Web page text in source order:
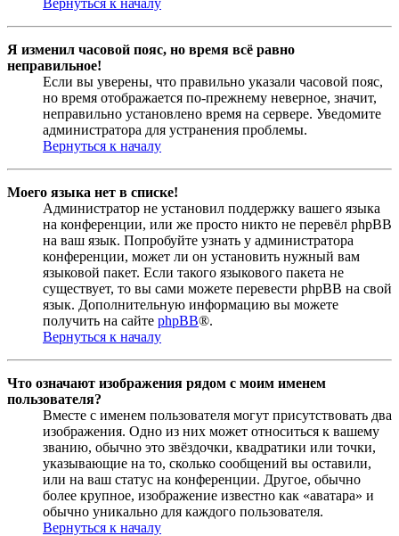
Я изменил часовой пояс, но время всё равно
неправильное!
Если вы уверены, что правильно указали часовой пояс,
но время отображается по-прежнему неверное, значит,
неправильно установлено время на сервере. Уведомите
администратора для устранения проблемы.
Вернуться к началу
Моего языка нет в списке!
Администратор не установил поддержку вашего языка
на конференции, или же просто никто не перевёл phpBB
на ваш язык. Попробуйте узнать у администратора
конференции, может ли он установить нужный вам
языковой пакет. Если такого языкового пакета не
существует, то вы сами можете перевести phpBB на свой
язык. Дополнительную информацию вы можете
получить на сайте phpBB®.
Вернуться к началу
Что означают изображения рядом с моим именем
пользователя?
Вместе с именем пользователя могут присутствовать два
изображения. Одно из них может относиться к вашему
званию, обычно это звёздочки, квадратики или точки,
указывающие на то, сколько сообщений вы оставили,
или на ваш статус на конференции. Другое, обычно
более крупное, изображение известно как «аватара» и
обычно уникально для каждого пользователя.
Вернуться к началу